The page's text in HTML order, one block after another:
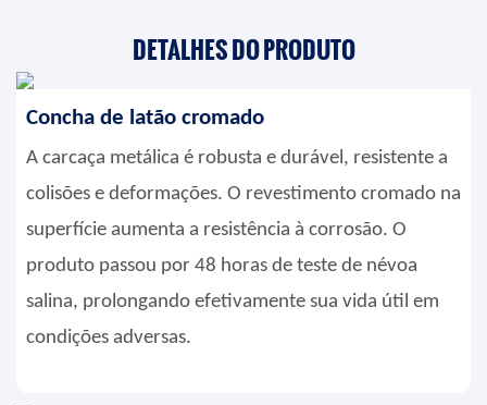
DETALHES DO PRODUTO
Concha de latão cromado
A carcaça metálica é robusta e durável, resistente a
colisões e deformações. O revestimento cromado na
superfície aumenta a resistência à corrosão. O
produto passou por 48 horas de teste de névoa
salina, prolongando efetivamente sua vida útil em
condições adversas.